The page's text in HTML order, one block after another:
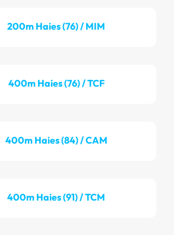
200m Haies (76) / MIM
400m Haies (76) / TCF
400m Haies (84) / CAM
400m Haies (91) / TCM